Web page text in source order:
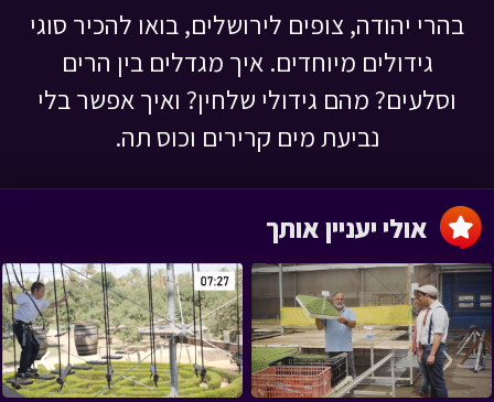
בהרי יהודה, צופים לירושלים, בואו להכיר סוגי
גידולים מיוחדים. איך מגדלים בין הרים
וסלעים? מהם גידולי שלחין? ואיך אפשר בלי
נביעת מים קרירים וכוס תה.
‹
›